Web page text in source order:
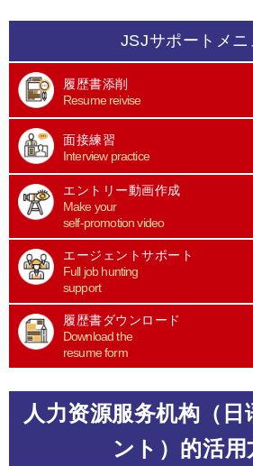
JSJサポートメニ
履歴書添削
Resume reivise
面接練習
Interview practice
エントリー動画作成
Make your
self-promotion video
エージェントサポート
Full job hunting
support
履歴書ダウンロード
Download the
resume form
人力资源服务机构（日
ント）的活用